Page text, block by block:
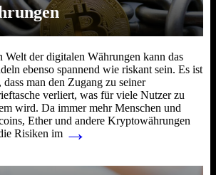
Welt der digitalen Währungen kann das
ebenso spannend wie riskant sein. Es ist
man den Zugang zu seiner
verliert, was für viele Nutzer zu
wird. Da immer mehr Menschen und
Ether und andere Kryptowährungen
Risiken im →